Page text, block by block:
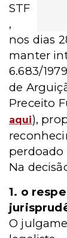
STF
,
nos dias
manter
6.683/
de
Preceito
aqui),
perdoado
Na
1. o
O